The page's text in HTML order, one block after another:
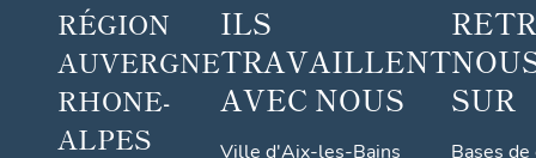
RÉGION
AUVERGNE
RHONE-
ALPES
ILS
TRAVAILLENT
AVEC NOUS
Ville d'Aix-les-Bains
SUR
Bases